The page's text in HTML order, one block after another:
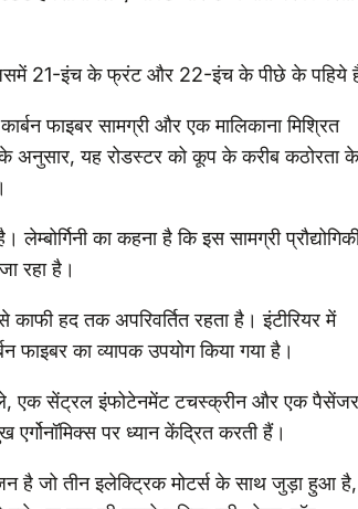
जिसमें 21-इंच के फ्रंट और 22-इंच के पीछे के पहिये
फाइबर सामग्री और एक मालिकाना मिश्रित
अनुसार, यह रोडस्टर को कूप के करीब कठोरता के
का कहना है कि इस सामग्री
रहा है।
हद तक अपरिवर्तित रहता है। इंटीरियर में
फाइबर का व्यापक उपयोग किया गया है।
एक सेंट्रल इंफोटेनमेंट टचस्क्रीन और एक
पर ध्यान केंद्रित करती हैं।
है जो तीन इलेक्ट्रिक मोटर्स के साथ जुड़ा हुआ है,